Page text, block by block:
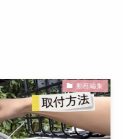
動画編集